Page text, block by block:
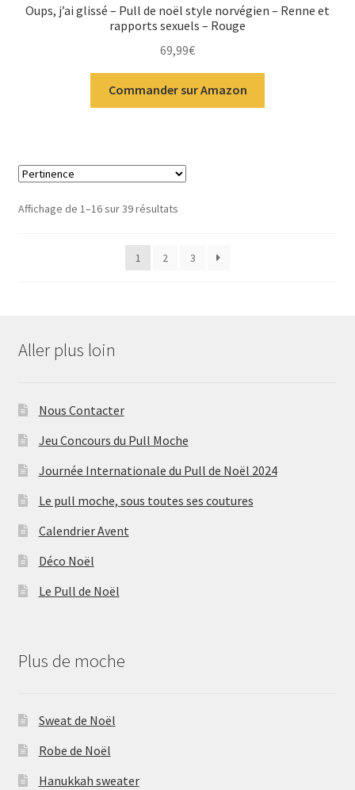
Oups, j’ai glissé – Pull de noël style norvégien – Renne et
rapports sexuels – Rouge
69,99€
Commander sur Amazon
Affichage de 1–16 sur 39 résultats
1 2 3
Aller plus loin
Nous Contacter
Jeu Concours du Pull Moche
Journée Internationale du Pull de Noël 2024
Le pull moche, sous toutes ses coutures
Calendrier Avent
Déco Noël
Le Pull de Noël
Plus de moche
Sweat de Noël
Robe de Noël
Hanukkah sweater